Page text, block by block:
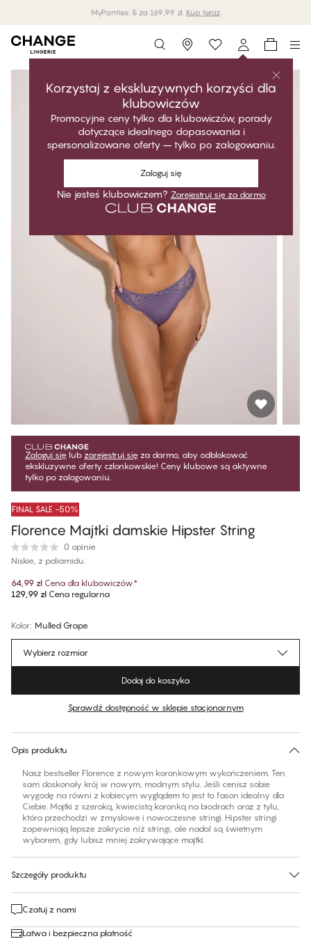
MyPanties: 5 za 169,99 zł. Kup teraz
Storefinder
Korzystaj z ekskluzywnych korzyści dla
klubowiczów
Promocyjne ceny tylko dla klubowiczów, porady
dotyczące idealnego dopasowania i
spersonalizowane oferty – tylko po zalogowaniu.
Zaloguj się
Nie jesteś klubowiczem? Zarejestruj się za darmo
Zaloguj się lub zarejestruj się za darmo, aby odblokować
ekskluzywne oferty członkowskie! Ceny klubowe są aktywne
tylko po zalogowaniu.
FINAL SALE -50%
Florence Majtki damskie Hipster String
0 opinie
Niskie, z poliamidu
64,99 zł Cena dla klubowiczów*
129,99 złCena regularna
Kolor: Mulled Grape
Brak sugerowanego rozmiaru dla tego produktu
Wybierz rozmiar
Dodaj do koszyka
Sprawdź dostępność w sklepie stacjonarnym
Opis produktu
Nasz bestseller Florence z nowym koronkowym wykończeniem. Ten
sam doskonały krój w nowym, modnym stylu. Jeśli cenisz sobie
wygodę na równi z kobiecym wyglądem to jest to fason idealny dla
Ciebie. Majtki z szeroką, kwiecistą koronką na biodrach oraz z tyłu,
która przechodzi w zmysłowe i nowoczesne stringi. Hipster stringi
zapewniają lepsze zakrycie niż stringi, ale nadal są świetnym
wyborem, gdy lubisz mniej zakrywające majtki.
Szczegóły produktu
Czatuj z nami
Łatwa i bezpieczna płatność